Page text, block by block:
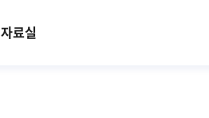
자료실